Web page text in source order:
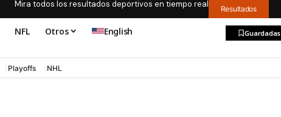
Mira todos los resultados deportivos en tiempo real Resultados
NFL Otros English Guardadas
Playoffs NHL